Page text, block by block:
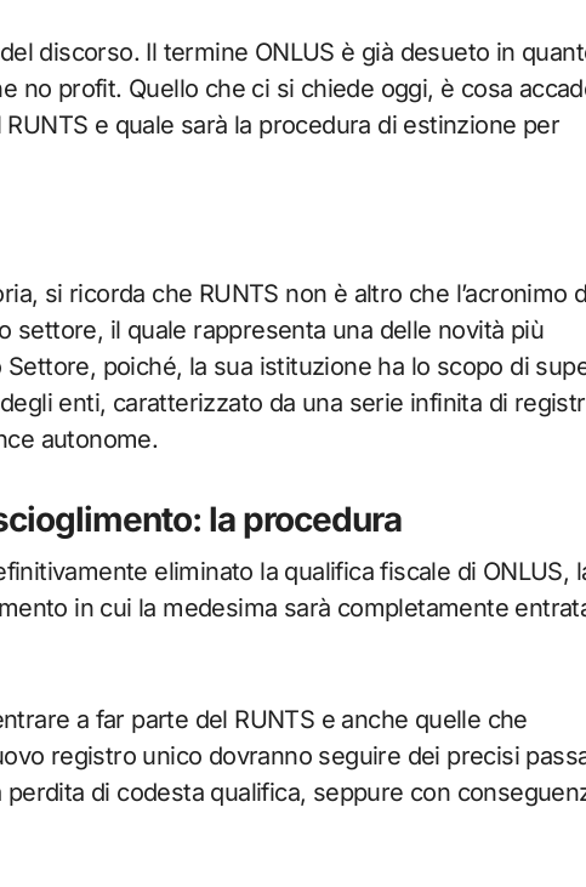
discorso. Il termine ONLUS è già desueto in
no profit. Quello che ci si chiede oggi, è cosa
e quale sarà la procedura di estinzione per
si ricorda che RUNTS non è altro che l’acronimo
settore, il quale rappresenta una delle novità più
poiché, la sua istituzione ha lo scopo di
enti, caratterizzato da una serie infinita di
autonome.
la procedura
eliminato la qualifica fiscale di ONLUS,
in cui la medesima sarà completamente
a far parte del RUNTS e anche quelle che
registro unico dovranno seguire dei precisi
di codesta qualifica, seppure con